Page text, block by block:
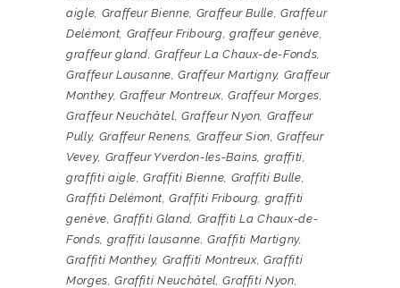
aigle Graffeur Bienne Graffeur Bulle ,Graffeur
Delémont Graffeur Fribourg graffeur genève
graffeur gland ,Graffeur La Chaux-de-Fonds
Graffeur Lausanne ,Graffeur Martigny, Graffeur
Monthey, Graffeur Montreux,Graffeur Morges
Graffeur Neuchâtel ,Graffeur Nyon Graffeur
Pully, Graffeur Renens Graffeur Sion ,Graffeur
Vevey, Graffeur Yverdon-les-Bains graffiti
graffiti aigle ,Graffiti Bienne Graffiti Bulle
Graffiti Delémont ,Graffiti Fribourg graffiti
genève ,Graffiti Gland Graffiti La Chaux-de-
Fonds graffiti lausanne Graffiti Martigny,
Graffiti Monthey, Graffiti Montreux,Graffiti
Morges ,Graffiti Neuchâtel ,Graffiti Nyon